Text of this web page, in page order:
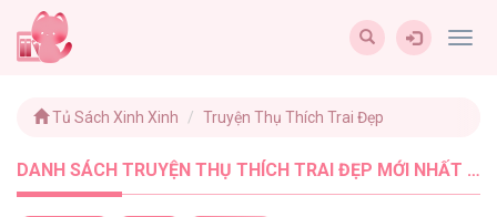
Tủ Sách Xinh Xinh Truyện Thụ Thích Trai Đẹp
DANH SÁCH TRUYỆN THỤ THÍCH TRAI ĐẸP MỚI NHẤT - TUSACHXINHXINH (1)